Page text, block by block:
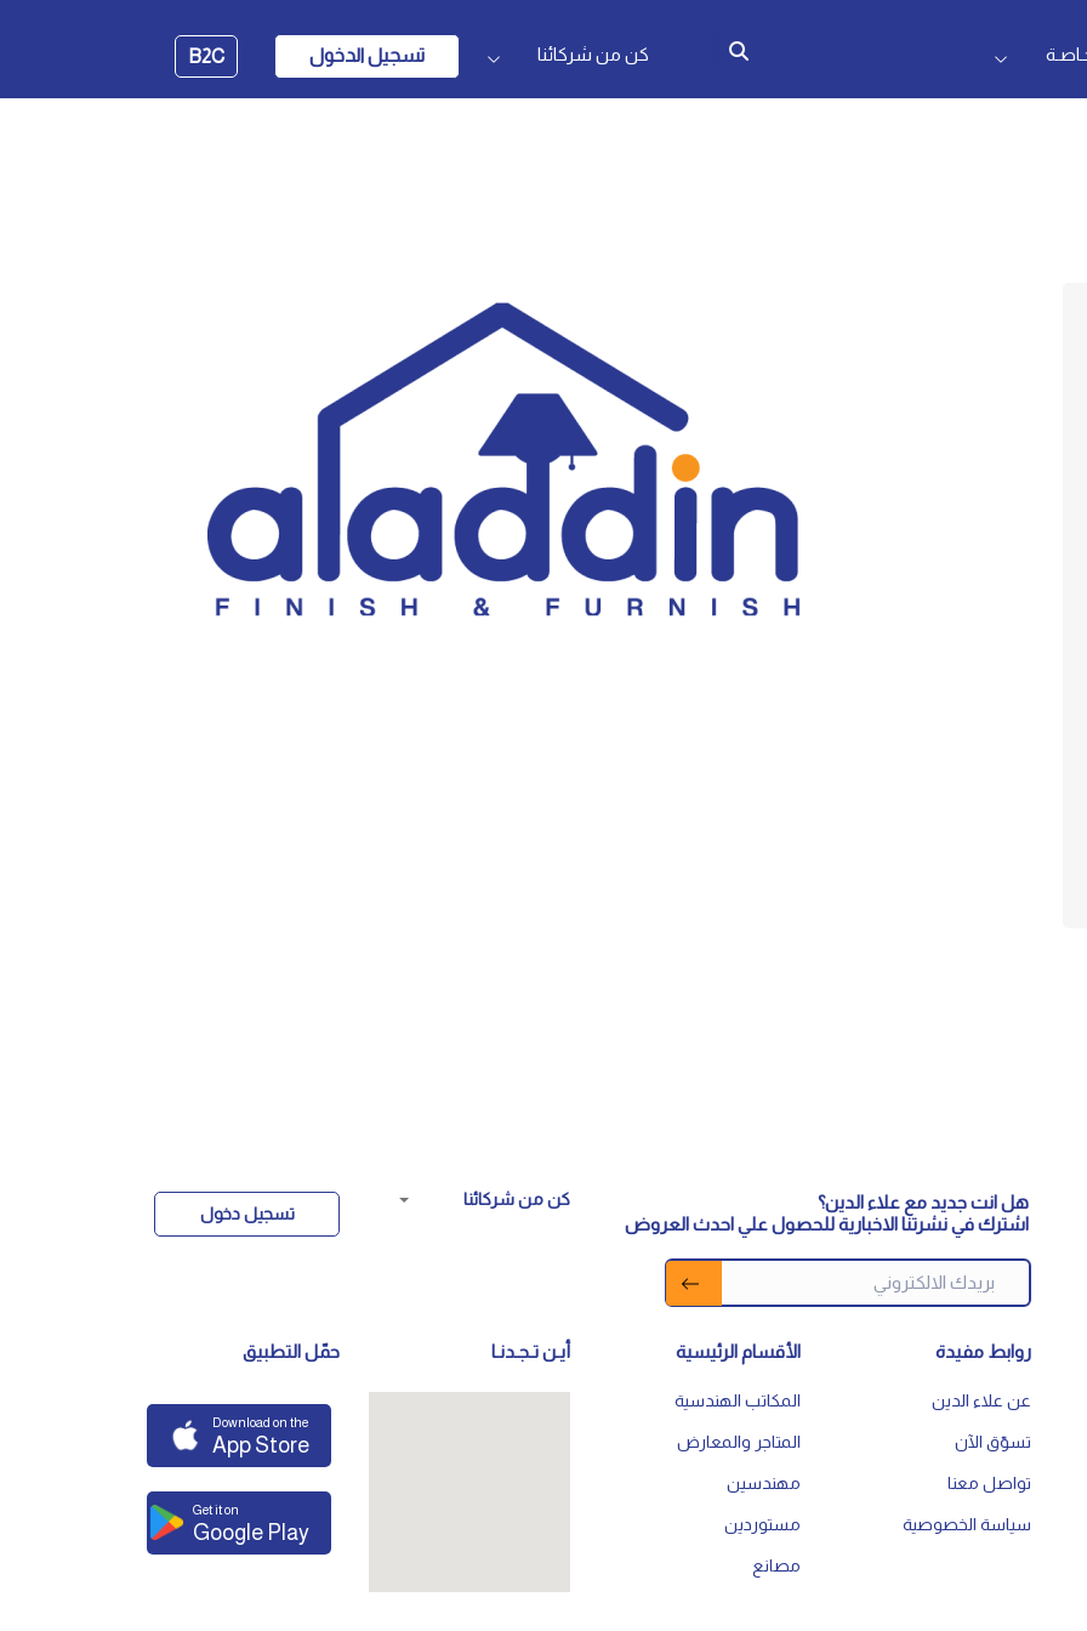
كن من شركائنا تسجيل الدخول B2C
هل انت جديد مع علاء الدين؟
اشترك في نشرتنا الاخبارية للحصول علي احدث العروض
كن من شركائنا
تسجيل دخول
روابط مفيدة
عن علاء الدين
تسوّق الآن
تواصل معنا
سياسة الخصوصية
الأقسام الرئيسية
المكاتب الهندسية
المتاجر والمعارض
مهندسين
مستوردين
مصانع
أيـن تـجـدنـا حمّل التطبيق
Download on the
App Store
Get it on
Google Play